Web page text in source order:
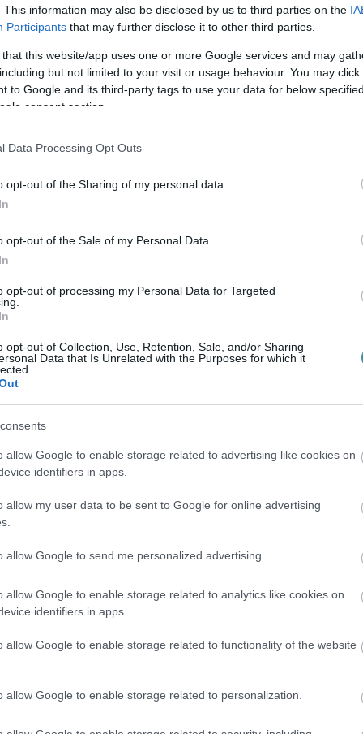
This information may also be disclosed by us to third parties on the
Participants that may further disclose it to other third parties.
that this website/app uses one or more Google services and may
but not limited to your visit or usage behaviour. You may
to Google and its third-party tags to use your data for below
consent section.
Data Processing Opt Outs
opt-out of the Sharing of my personal data.
opt-out of the Sale of my Personal Data.
opt-out of processing my Personal Data for Targeted
opt-out of Collection, Use, Retention, Sale, and/or Sharing
Data that Is Unrelated with the Purposes for which it
allow Google to enable storage related to advertising like cookies on
identifiers in apps.
allow my user data to be sent to Google for online advertising
allow Google to send me personalized advertising.
allow Google to enable storage related to analytics like cookies on
identifiers in apps.
allow Google to enable storage related to functionality of the website
allow Google to enable storage related to personalization.
és gyakorlatokat immár
biztonsági intézkedéseket követel
kell is biztosítani.
egyetem sajtóosztályát, akik cáfolták az
vizsgák és gyakorlatok csak oltás után
képzés elképzelhetetlen gyakorlati
Egyetemen a hibrid tanév után a
Egyetem munkatársai,
már mindenki megkapta az oltást, vagy
egy hallgató nem veszi fel a védőoltást,
– a betegbiztonság miatt – 1 napon
vehet részt a vizsgán, melyet az
polgárok számára.
eredeti leveleket ők küldték ki, igaz,
a portál megkérdezte az egyik neve
küldhetett-e ki az intézmény ilyen
fér ez össze a koronavírus elleni
úgy válaszolt, nem tudja
foglalt információk valóban tőlük